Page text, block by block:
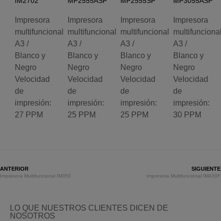
Impresora
multifuncional
A3 /
Blanco y
Negro
Velocidad
de
impresión:
27 PPM
Impresora
multifuncional
A3 /
Blanco y
Negro
Velocidad
de
impresión:
25 PPM
Impresora
multifuncional
A3 /
Blanco y
Negro
Velocidad
de
impresión:
25 PPM
Impresora
A3 /
Blanco y
Negro
Velocidad
de
impresión:
30 PPM
ANTERIOR
Impresora Multifuncional IM350
SIGUIENTE
Impresora Multifuncional IM430F
LO QUE NUESTROS CLIENTES DICEN DE
NOSOTROS